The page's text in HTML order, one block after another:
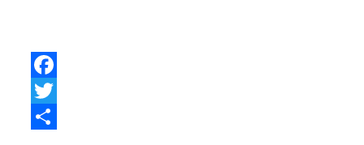
Facebook
Twitter